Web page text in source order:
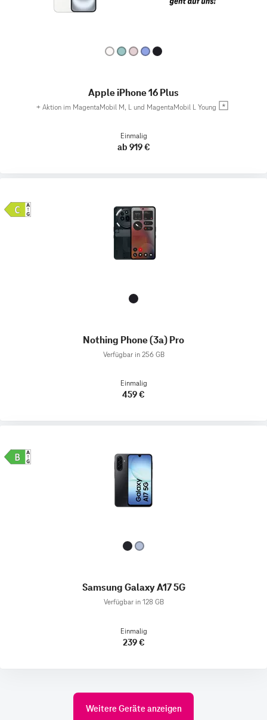
Apple iPhone 16 Plus
+ Aktion im MagentaMobil M, L und MagentaMobil L Young
Einmalig
ab 919 €
Nothing Phone (3a) Pro
Verfügbar in 256 GB
Einmalig
459 €
Samsung Galaxy A17 5G
Verfügbar in 128 GB
Einmalig
239 €
Weitere Geräte anzeigen